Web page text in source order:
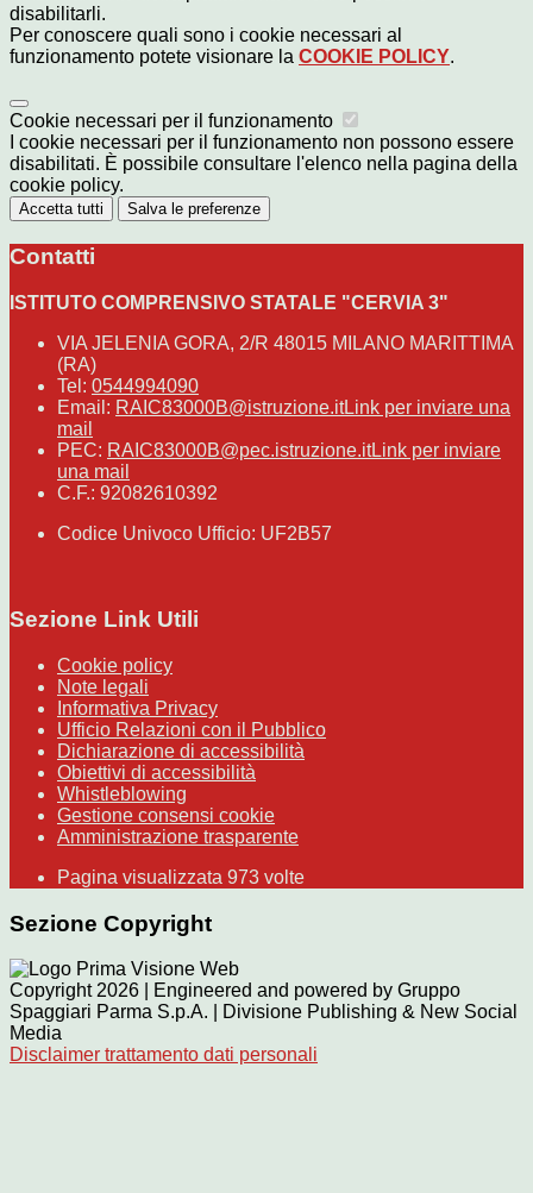
disabilitarli.
Per conoscere quali sono i cookie necessari al
funzionamento potete visionare la COOKIE POLICY.
Cookie necessari per il funzionamento
I cookie necessari per il funzionamento non possono essere
disabilitati. È possibile consultare l'elenco nella pagina della
cookie policy.
Accetta tutti Salva le preferenze
Contatti
ISTITUTO COMPRENSIVO STATALE "CERVIA 3"
VIA JELENIA GORA, 2/R 48015 MILANO MARITTIMA
(RA)
Tel: 0544994090
Email: RAIC83000B@istruzione.itLink per inviare una
mail
PEC: RAIC83000B@pec.istruzione.itLink per inviare
una mail
C.F.: 92082610392
Codice Univoco Ufficio: UF2B57
Sezione Link Utili
Cookie policy
Note legali
Informativa Privacy
Ufficio Relazioni con il Pubblico
Dichiarazione di accessibilità
Obiettivi di accessibilità
Whistleblowing
Gestione consensi cookie
Amministrazione trasparente
Pagina visualizzata 973 volte
Sezione Copyright
Copyright 2026 | Engineered and powered by Gruppo
Spaggiari Parma S.p.A. | Divisione Publishing & New Social
Media
Disclaimer trattamento dati personali